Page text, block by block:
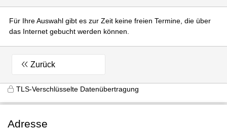
Für Ihre Auswahl gibt es zur Zeit keine freien Termine, die über
das Internet gebucht werden können.
Zurück
TLS-Verschlüsselte Datenübertragung
Adresse